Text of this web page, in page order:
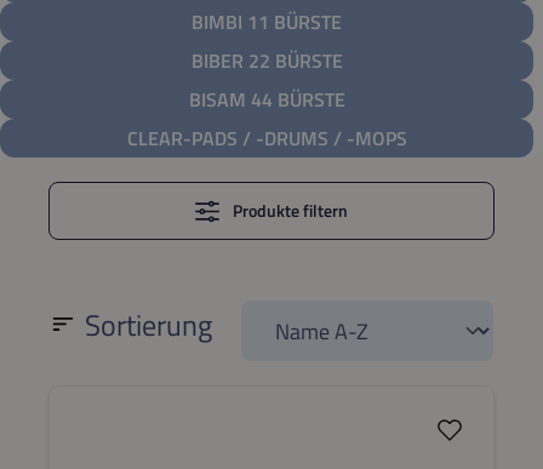
BIMBI 11 BÜRSTE
BIBER 22 BÜRSTE
BISAM 44 BÜRSTE
CLEAR-PADS / -DRUMS / -MOPS
Produkte filtern
Sortierung